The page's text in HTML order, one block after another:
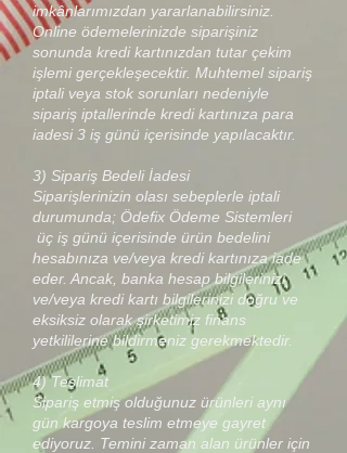
imkânlarımızdan yararlanabilirsiniz.
Online ödemelerinizde siparişiniz
sonunda kredi kartınızdan tutar çekim
işlemi gerçekleşecektir. Muhtemel sipariş
iptali veya stok sorunları nedeniyle
sipariş iptallerinde kredi kartınıza para
iadesi 3 iş günü içerisinde yapılacaktır.
3) Sipariş Bedeli İadesi
Siparişlerinizin olası sebeplerle iptali
durumunda; Ödefix Ödeme Sistemleri
üç iş günü içerisinde ürün bedelini
hesabınıza ve/veya kredi kartınıza iade
eder. Ancak, banka hesap bilgilerinizi
ve/veya kredi kartı bilgilerinizi doğru ve
eksiksiz olarak şirketimiz finans
yetkililerine bildirmeniz gerekmektedir.
4) Teslimat
Sipariş etmiş olduğunuz ürünleri aynı
gün kargoya teslim etmeye gayret
ediyoruz. Temini zaman alan ürünler için